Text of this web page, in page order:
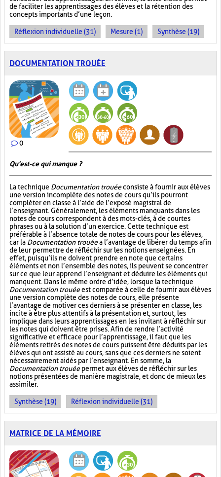
de faciliter les apprentissages des élèves et la rétention des
concepts importants d’une leçon.
Réflexion individuelle (31) Mesure (1) Synthèse (19)
DOCUMENTATION TROUÉE
0
Qu'est-ce qui manque ?
La technique Documentation trouéeconsiste à fournir aux élèves
une version incomplète des notes de cours qu’ils pourront
compléter en classe à l’aide de l’exposé magistral de
l’enseignant. Généralement, les éléments manquants dans les
notes de cours correspondent à des mots-clés, à de courtes
phrases ou à la solution d’un exercice. Cette technique est
préférable à l’absence totale de notes de cours pour les élèves,
car la Documentation trouéea l’avantage de libérer du temps afin
de leur permettre de réfléchir sur les notions enseignées. En
effet, puisqu’ils ne doivent prendre en note que certains
éléments et non l’ensemble des notes, ils peuvent se concentrer
sur ce que leur apprend l’enseignant et déduire les éléments qui
manquent. Dans le même ordre d’idée, lorsque la technique
Documentation trouéeest comparée à celle de fournir aux élèves
une version complète des notes de cours, elle présente
l’avantage de motiver ces derniers à se présenter en classe, les
incite à être plus attentifs à la présentation et, surtout, les
implique dans leurs apprentissages en les invitant à réfléchir sur
les notes qui doivent être prises. Afin de rendre l’activité
significative et efficace pour l’apprentissage, il faut que les
éléments retirés des notes de cours puissent être déduits par les
élèves qui ont assisté au cours, sans que ces derniers ne soient
nécessairement aidés par l’enseignant. En somme, la
Documentation trouéepermet aux élèves de réfléchir sur les
notions présentées de manière magistrale, et donc de mieux les
assimiler.
Synthèse (19) Réflexion individuelle (31)
MATRICE DE LA MÉMOIRE